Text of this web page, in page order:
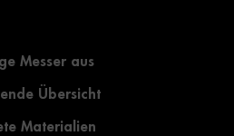
Messer aus
Übersicht
Materialien